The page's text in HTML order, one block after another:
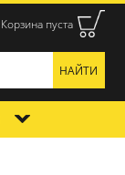
Корзина пуста